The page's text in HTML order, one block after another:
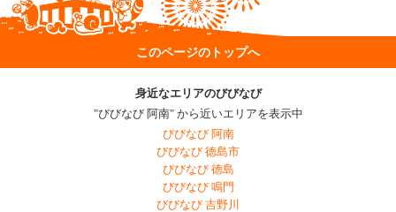
このページのトップへ
身近なエリアのびびなび
"びびなび 阿南" から近いエリアを表示中
びびなび 阿南
びびなび 徳島市
びびなび 徳島
びびなび 鳴門
びびなび 吉野川